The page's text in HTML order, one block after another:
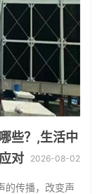
些？,生活中
对
2026-08-02
的传播，改变声